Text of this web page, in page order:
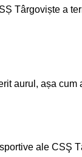
Târgoviște a
aurul, așa cum
ale CSŞ